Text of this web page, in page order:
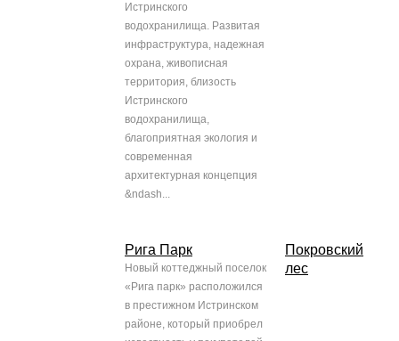
Истринского
водохранилища. Развитая
инфраструктура, надежная
охрана, живописная
территория, близость
Истринского
водохранилища,
благоприятная экология и
современная
архитектурная концепция
&ndash...
Рига Паpк
Новый коттеджный поселок
«Рига парк» расположился
в престижном Истринском
районе, который приобрел
Покровский
лес